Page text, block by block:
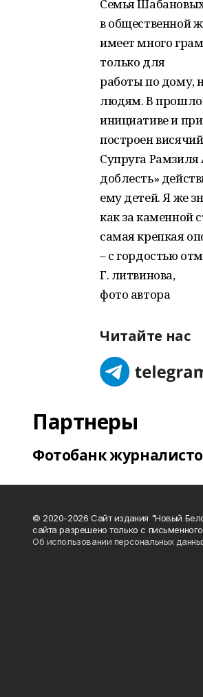
Семья Шабановых
в общественной
имеет много
только для
работы по дому,
людям. В
инициативе и
построен
Супруга Рамзиля
доблесть»
ему детей. Я же
как за каменной
самая крепкая
– с гордостью
Г. литвинова,
фото автора
Читайте нас
Партнеры
Фотобанк
© 2020-2026 Сайт издания "Новый
сайта разрешено только с
Об использовании персональных